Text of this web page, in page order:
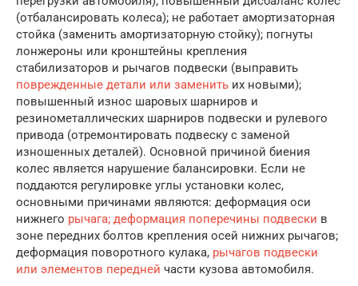
(отбалансировать колеса); не работает амортизаторная
стойка (заменить амортизаторную стойку); погнуты
лонжероны или кронштейны крепления
стабилизаторов и рычагов подвески (выправить
поврежденные детали или заменить их новыми);
повышенный износ шаровых шарниров и
резинометаллических шарниров подвески и рулевого
привода (отремонтировать подвеску с заменой
изношенных деталей). Основной причиной биения
колес является нарушение балансировки. Если не
поддаются регулировке углы установки колес,
основными причинами являются: деформация оси
нижнего рычага; деформация поперечины подвески в
зоне передних болтов крепления осей нижних рычагов;
деформация поворотного кулака, рычагов подвески
или элементов передней части кузова автомобиля.